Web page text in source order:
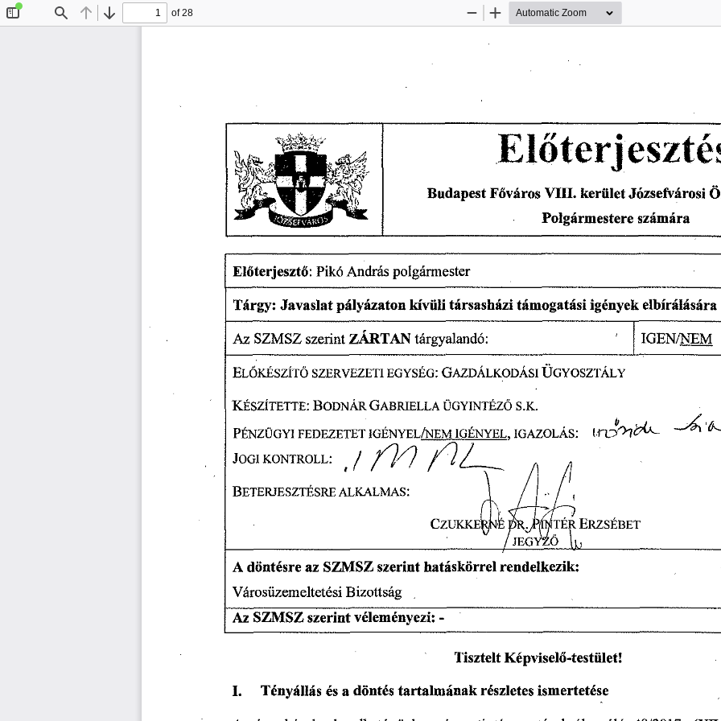
Find Previous
Next
of 28
Zoom
Zoom
Elő
Budapest Főváros VIII. kerület Józsefvárosi
Polgármestere számára
Előterjesztő: Pikó Andras polgármester
Tárgy: Javaslat pályázaton kívüli társasházi támogatási igények elbírálására
Az SZMSZ szerint ZÁRTAN tárgyalandó: IGEN/NEM
EL ŐKÉSZÍTŐ SZERVEZETI EGYSÉG: GAZDÁLKODÁSI
KÉSZÍTETTE: BODNÁR GABRIELLA ÜGYINTÉZŐ S.K.
PÉNZÜGYI FEDEZETET IGÉNYEL/NEM IGÉNYEL, IGAZOLÁS:
ÜGYOSZTÁLY
trot>,
1
JOGI KONTROLL: / n/1 (221___
BETERJESZTÉS RE ALKALMAS:
CZUICKE TÉR ERZSÉBET
G
0
A döntésre az SZMSZ szerint hatáskörrel rendelkezik:
Városüzemeltetési Bizottság
Az SZMSZ szerint véleményezi: -
Tisztelt Képviselő-testület!
I.
Tényállás és a döntés tartalmának részletes ismertetése